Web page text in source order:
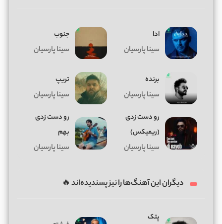
ادا
سینا پارسیان
جنوب
سینا پارسیان
برنده
سینا پارسیان
تریپ
سینا پارسیان
رو دست زدی
(ریمیکس)
سینا پارسیان
رو دست زدی
بهم
سینا پارسیان
دیگران این آهنگ‌ها را نیز پسندیده‌اند 🔥
پتک